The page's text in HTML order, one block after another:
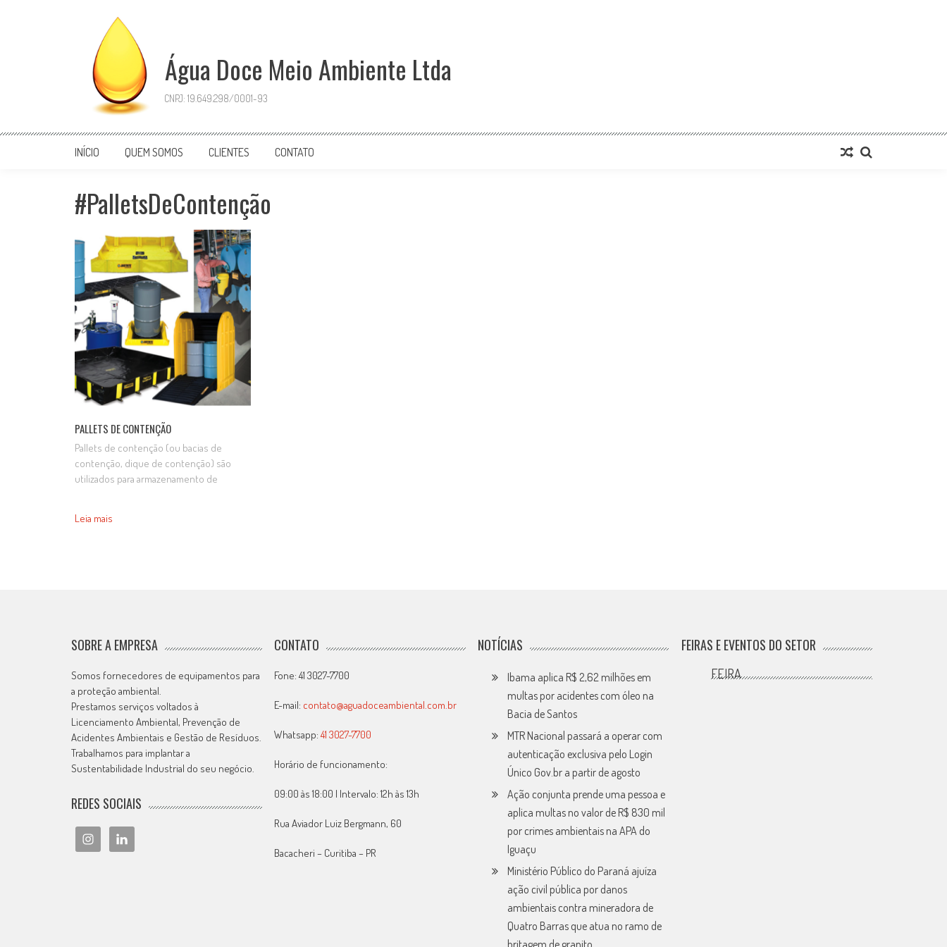
Água Doce Meio Ambiente Ltda
CNPJ: 19.649.298/0001-93
INÍCIO QUEM SOMOS CLIENTES CONTATO
#PalletsDeContenção
PALLETS DE CONTENÇÃO
Pallets de contenção (ou bacias de
contenção, dique de contenção) são
utilizados para armazenamento de
acidentais, todo o conteúdo é retido
Leia mais
SOBRE A EMPRESA
Somos fornecedores de equipamentos para
a proteção ambiental.
Prestamos serviços voltados à
Licenciamento Ambiental, Prevenção de
Acidentes Ambientais e Gestão de Resíduos.
Trabalhamos para implantar a
Sustentabilidade Industrial do seu negócio.
REDES SOCIAIS
CONTATO
Fone: 41 3027-7700
E-mail: contato@aguadoceambiental.com.br
Whatsapp:41 3027-7700
Horário de funcionamento:
09:00 às 18:00 | Intervalo: 12h às 13h
Rua Aviador Luiz Bergmann, 60
Bacacheri – Curitiba – PR
NOTÍCIAS
Ibama aplica R$ 2,62 milhões em
multas por acidentes com óleo na
Bacia de Santos
MTR Nacional passará a operar com
autenticação exclusiva pelo Login
Único Gov.br a partir de agosto
Ação conjunta prende uma pessoa e
aplica multas no valor de R$ 830 mil
por crimes ambientais na APA do
Iguaçu
Ministério Público do Paraná ajuíza
ação civil pública por danos
ambientais contra mineradora de
Quatro Barras que atua no ramo de
britagem de granito
FEIRAS E EVENTOS DO SETOR
FEIRA